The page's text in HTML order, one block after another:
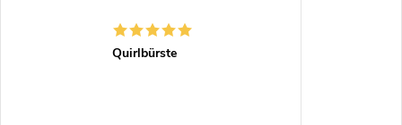
Quirlbürste